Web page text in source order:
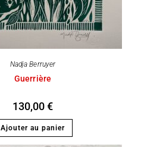
Nadja Berruyer
Guerrière
130,00€
Ajouter au panier